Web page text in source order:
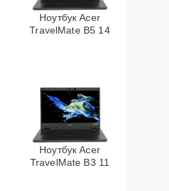
Ноутбук Acer
TravelMate B5 14
Ноутбук Acer
TravelMate B3 11